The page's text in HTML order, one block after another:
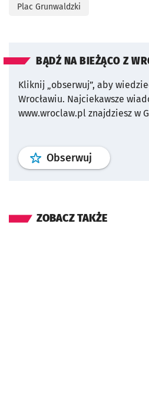
Plac Grunwaldzki
BĄDŹ NA BIEŻĄCO Z
Kliknij „obserwuj”, aby
Wrocławiu. Najciekawsze
www.wroclaw.pl znajdziesz w
Obserwuj profil
ZOBACZ TAKŻE